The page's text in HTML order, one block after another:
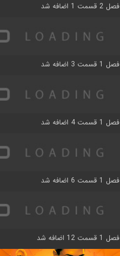
فصل 2 قسمت 1 اضافه شد
فصل 1 قسمت 3 اضافه شد
فصل 1 قسمت 4 اضافه شد
فصل 1 قسمت 6 اضافه شد
فصل 1 قسمت 12 اضافه شد